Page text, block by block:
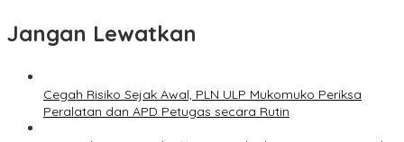
Jangan Lewatkan
Cegah Risiko Sejak Awal, PLN ULP Mukomuko Periksa
Peralatan dan APD Petugas secara Rutin